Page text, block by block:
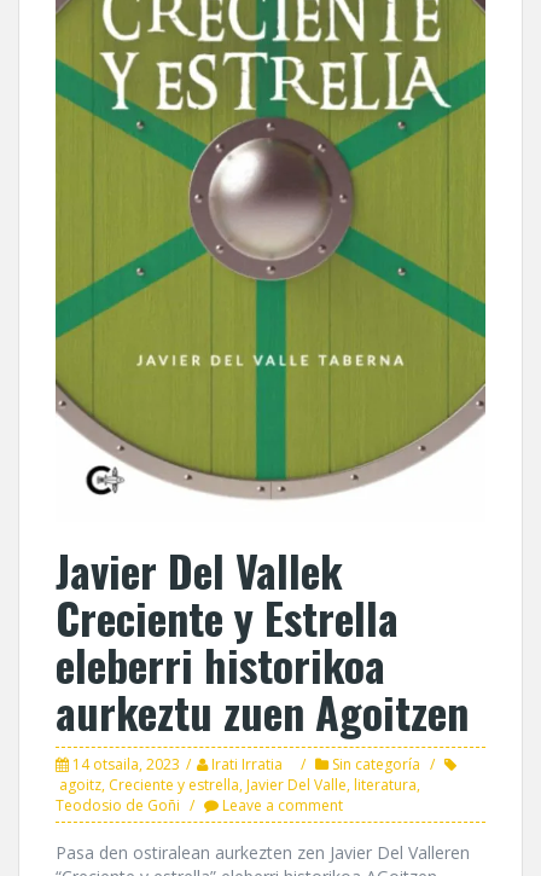
Javier Del Vallek
Creciente y Estrella
eleberri historikoa
aurkeztu zuen Agoitzen
14 otsaila, 2023 Irati Irratia
Sin categoría
agoitz, Creciente y estrella,Javier Del Valle,literatura,
Teodosio de Goñi
Leave a comment
Pasa den ostiralean aurkezten zen Javier Del Valleren